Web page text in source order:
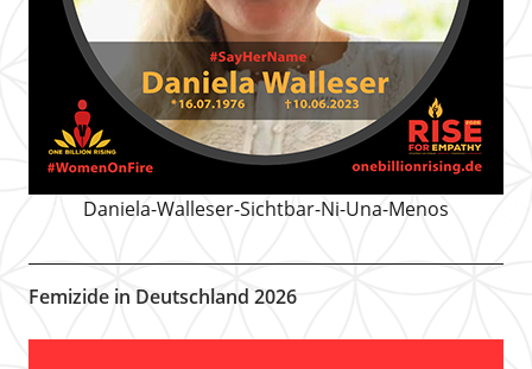
Daniela-Walleser-Sichtbar-Ni-Una-Menos
Femizide in Deutschland 2026